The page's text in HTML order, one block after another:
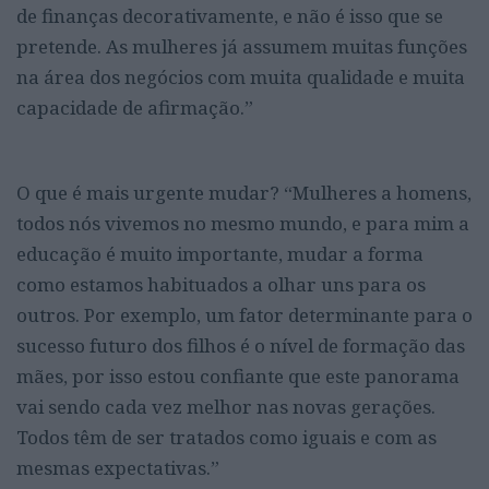
de finanças decorativamente, e não é isso que se
pretende. As mulheres já assumem muitas funções
na área dos negócios com muita qualidade e muita
capacidade de afirmação.”
O que é mais urgente mudar? “Mulheres a homens,
todos nós vivemos no mesmo mundo, e para mim a
educação é muito importante, mudar a forma
como estamos habituados a olhar uns para os
outros. Por exemplo, um fator determinante para o
sucesso futuro dos filhos é o nível de formação das
mães, por isso estou confiante que este panorama
vai sendo cada vez melhor nas novas gerações.
Todos têm de ser tratados como iguais e com as
mesmas expectativas.”